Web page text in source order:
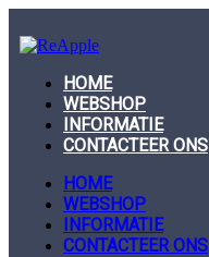
to
content
HOME
WEBSHOP
INFORMATIE
CONTACTEER ONS
HOME
WEBSHOP
INFORMATIE
CONTACTEER ONS